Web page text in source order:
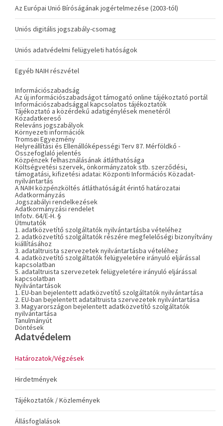
Az Európai Unió Bíróságának jogértelmezése (2003-tól)
Uniós digitális jogszabály-csomag
Uniós adatvédelmi felügyeleti hatóságok
Egyéb NAIH részvétel
Információszabadság
Az új információszabadságot támogató online tájékoztató portál
Információszabadsággal kapcsolatos tájékoztatók
Tájékoztató a közérdekű adatigénylések menetéről
Közadatkereső
Releváns jogszabályok
Környezeti információk
Tromsøi Egyezmény
Helyreállítási és Ellenállóképességi Terv 87. Mérföldkő -
Összefoglaló jelentés
Közpénzek felhasználásának átláthatósága
Költségvetési szervek, önkormányzatok stb. szerződési,
támogatási, kifizetési adatai: Központi Információs Közadat-
nyilvántartás
A NAIH közpénzköltés átláthatóságát érintő határozatai
Adatkormányzás
Jogszabályi rendelkezések
Adatkormányzási rendelet
Infotv. 64/E-H. §
Útmutatók
1. adatközvetítő szolgáltatók nyilvántartásba vételéhez
2. adatközvetítő szolgáltatók részére megfelelőségi bizonyítvány
kiállításához
3. adataltruista szervezetek nyilvántartásba vételéhez
4. adatközvetítő szolgáltatók felügyeletére irányuló eljárással
kapcsolatban
5. adataltruista szervezetek felügyeletére irányuló eljárással
kapcsolatban
Nyilvántartások
1. EU-ban bejelentett adatközvetítő szolgáltatók nyilvántartása
2. EU-ban bejelentett adataltruista szervezetek nyilvántartása
3. Magyarországon bejelentett adatközvetítő szolgáltatók
nyilvántartása
Tanulmányút
Döntések
Adatvédelem
Határozatok/Végzések
Hirdetmények
Tájékoztatók / Közlemények
Állásfoglalások